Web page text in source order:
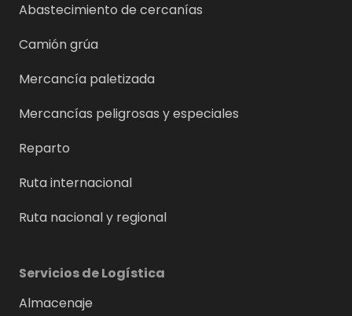
Abastecimiento de cercanías
Camión grúa
Mercancía paletizada
Mercancías peligrosas y especiales
Reparto
Ruta internacional
Ruta nacional y regional
Servicios de Logística
Almacenaje